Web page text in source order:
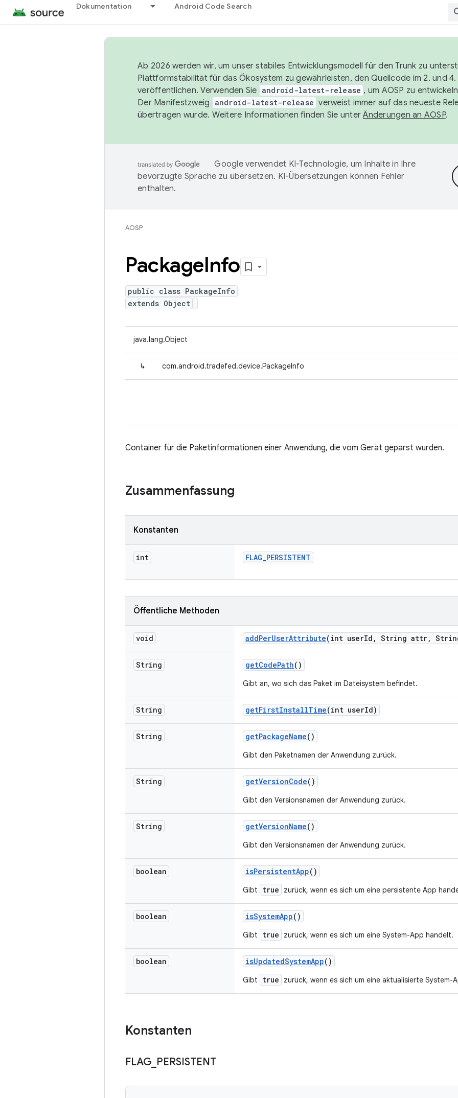
Dokumentation Android Code Search
Ab 2026 werden wir, um unser stabiles Entwicklungsmodell für den Trunk zu
Plattformstabilität für das Ökosystem zu gewährleisten, den Quellcode im 2. und 4.
veröffentlichen. Verwenden Sie android-latest-release , um AOSP zu
Der Manifestzweig
android-latest-release verweist immer auf das neueste
übertragen wurde. Weitere Informationen finden Sie unterÄnderungen an AOSP.
Google verwendet KI-Technologie, um Inhalte in Ihre
bevorzugte Sprache zu übersetzen. KI-Übersetzungen können Fehler
enthalten.
AOSP
PackageInfo
public class PackageInfo
extends Object
java.lang.Object
↳ com.android.tradefed.device.PackageInfo
Container für die Paketinformationen einer Anwendung, die vom Gerät geparst wurden.
Zusammenfassung
Konstanten
int FLAG_PERSISTENT
Öffentliche Methoden
void addPerUserAttribute(int userId , String attr,
String getCodePath()
Gibt an, wo sich das Paket im Dateisystem befindet.
String getFirstInstallTime(int userId)
String getPackageName()
Gibt den Paketnamen der Anwendung zurück.
String getVersionCode()
Gibt den Versionsnamen der Anwendung zurück.
String getVersionName()
Gibt den Versionsnamen der Anwendung zurück.
boolean isPersistentApp()
Gibt true zurück, wenn es sich um eine persistente App
boolean isSystemApp()
Gibt true zurück, wenn es sich um eine System-App handelt.
boolean isUpdatedSystemApp()
Gibt true zurück, wenn es sich um eine aktualisierte System-
Konstanten
FLAG PERSISTENT